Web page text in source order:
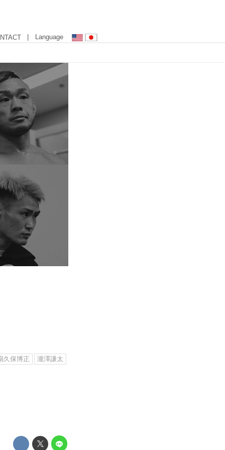
| Language
久保博正 瀧澤謙太